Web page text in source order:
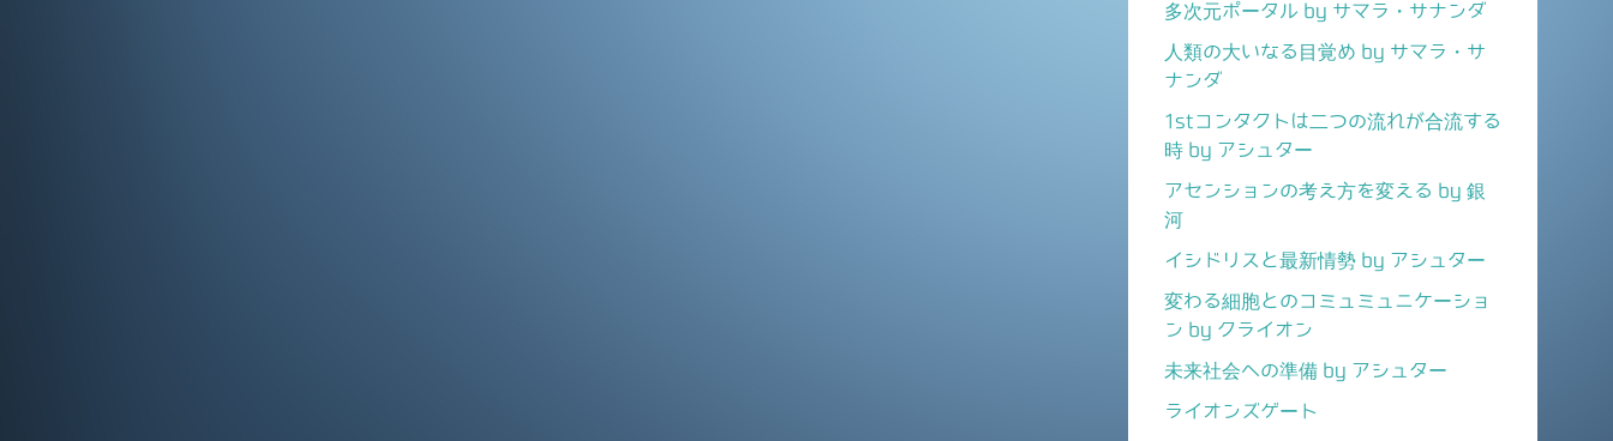
多次元ポータル by サマラ・サナンダ
人類の大いなる目覚め by サマラ・サ
ナンダ
1stコンタクトは二つの流れが合流する
時 by アシュター
アセンションの考え方を変える by 銀
河
イシドリスと最新情勢 by アシュター
変わる細胞とのコミュミュニケーショ
ン by クライオン
未来社会への準備 by アシュター
ライオンズゲート